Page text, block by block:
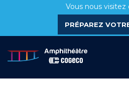
Vous nous visitez
PRÉPAREZ